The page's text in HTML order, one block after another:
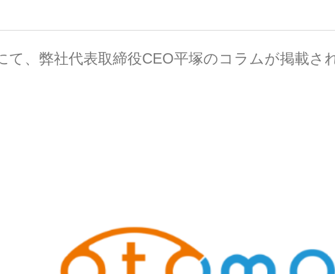
て、弊社代表取締役CEO平塚のコラムが掲載さ